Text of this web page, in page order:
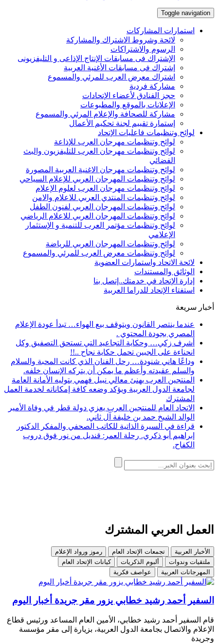
Toggle navigation
استمارات المشاركات
لائحة وشروط الاشتراك والمشاركة
الرسوم والاشتراكات
الإشتراك فى مسابقات الإنتاج الإذاعى و التليفزيونى
إشتراك فى مسابقات الأغنية العربية
اشتراك معرض العرب للمرئي والمسموع
مشاركة فردية
حجز الفنادق لأعضاء الإتحادات
الإعلانات بالموقع والمطبوعات
مشاركة للصحافة والإعلام المرئي والمسموع
إستمارة تقييم لجنة تحكيم الأعمال
لوائح وتنظيمات فاعليات الإتحاد
لوائح وتنظيمات مهرجان العرب للإذاعة
لوائح وتنظيمات مهرجان العرب للتليفزيون والبث
الفضائي
لوائح وتنظيمات مهرجان الاغنية العربية المصورة
لوائح وتنظيمات المهرجان العربي للإعلام السياحي
لوائح وتنظيمات مهرجان العرب لعلوم الإعلام
لوائح وتنظيمات المنتدي العربي للاعلام والامن
لوائح وتنظيمات المهرجان العربي لفنون الطفل
لوائح وتنظيمات المهرجان العربي للاعلام الرياضي
لوائح وتنظيمات مؤتمر العرب للتنمية و الإستثمار
الإعلامي
لوائح وتنظيمات المهرجان العربي للرياضة
لوائح وتنظيمات معرض العرب للمرئي والمسموع
لائحة الاتحاد واستمارات العضوية
الوثائق والمستندات
إدارة الإتحاد في خدمتك..إتصل بنا
استفتاء الإتحاد للدراما العربية
أخبار سريعة
عندما ينتصر القانون ويتوقف بيع الهواء… تبدأ عودة الإعلام
المصري بجودة المحتوي .
أشرف زكي… وحكاية التجاعيد التي تستحق التصفيق وكل
انحناءة على الجبين تحمل حكاية نجاح ..!!
وداعًا هاني شنودة… رحل الفنان الذي كانت المحبة والسلام
والسلم عقيدته وأعظم ما يمكن أن يتركه الإنسان خلفه.
المنتجين العرب يهنئ معالي نبيل فهمي بتوليه الأمانة العامة
لجامعة الدول العربية ويؤكد وضعه كافة إمكاناته لخدمة العمل
المشترك
الاتحاد العام للمنتجين العرب يعزي دولة قطر في وفاة الأمير
الوالد الشيخ حمد بن خليفة آل ثاني.
قراءة في السيرة الذاتية للكاتب الصحفي والمفكر الدكتور
إبراهيم أبو ذكري. رحلة العمر: قنديل من نور فوق دروب
الكفاح.
العمل العربي المشترك
الأخبار العربية تجمعات الإتحاد العام
رموز ورواد الإعلام
ملتقيات وندوات
ألبوم الذكريات
كيانات الإتحاد العام
المهرجانات العربية
عواصف فكرية
السفير أحمد رشيد خطابي يزور مقر جريدة أخبار اليوم
قام السفير أحمد رشيد خطابي، الأمين العام المساعد ورئيس قطاع
الإعلام والاتصال بجامعة الدول العربية، بزيارة إلى مقر مؤسسة
وجريدة